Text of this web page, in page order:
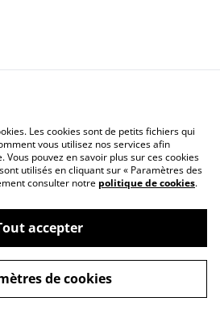
Conditions générales
Politique de cookies
powered by
Les cookies sont de petits fichiers qui
vous utilisez nos services afin
pouvez en savoir plus sur ces cookies
utilisés en cliquant sur « Paramètres des
consulter notre politique de cookies.
accepter
de cookies